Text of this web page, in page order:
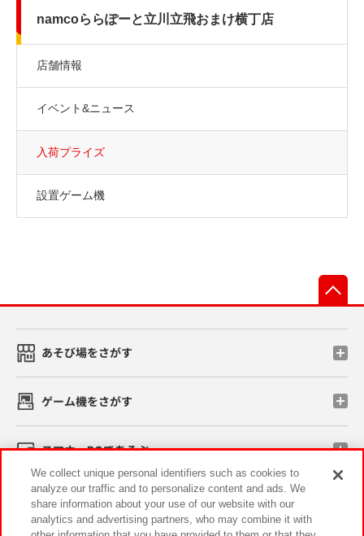
namcoららぽーと立川立飛おまけ横丁店
店舗情報
イベント&ニュース
入荷プライズ
設置ゲーム機
あそび場をさがす
ゲーム機をさがす
スマホ・PCであそぶ
イベント・キャンペーン
We collect unique personal identifiers such as cookies to
analyze our traffic and to personalize content and ads. We
share information about your use of our website with our
analytics and advertising partners, who may combine it with